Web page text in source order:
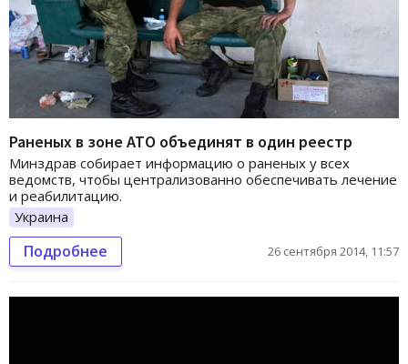
Раненых в зоне АТО объединят в один реестр
Минздрав собирает информацию о раненых у всех
ведомств, чтобы централизованно обеспечивать лечение
и реабилитацию.
Украина
Подробнее 26 сентября 2014, 11:57